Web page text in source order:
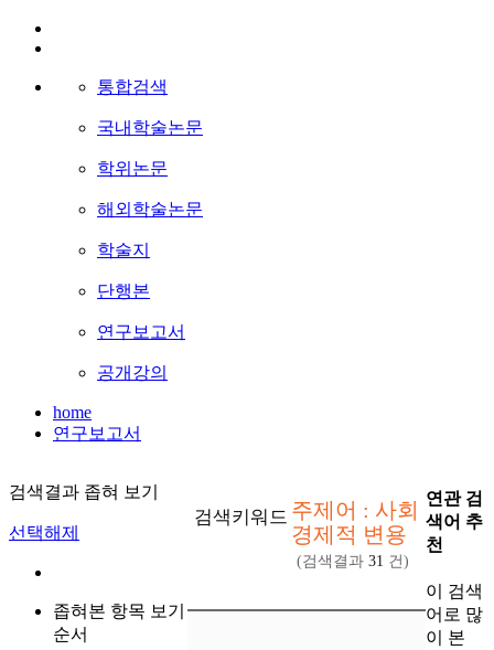
통합검색
국내학술논문
학위논문
해외학술논문
학술지
단행본
연구보고서
공개강의
home
연구보고서
검색결과 좁혀 보기
선택해제
좁혀본 항목 보기
순서
검색키워드 주제어 : 사회
경제적 변용
(검색결과 31 건)
연관 검
색어 추
천
이 검색
어로 많
이 본